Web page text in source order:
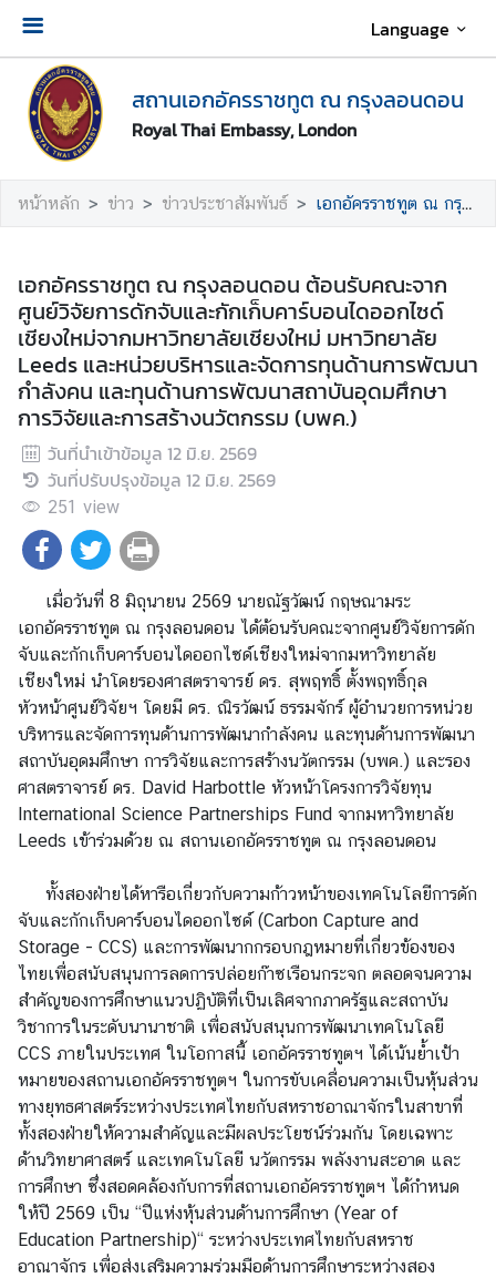
Language
สถานเอกอัครราชทูต ณ กรุงลอนดอน
Royal Thai Embassy, London
เ
กี่
ย
ว
บ
า
น
เ
อ
ก
อั
ค
ร
ร
า
ช
ต
ข่
า
ว
|
ป
ร
ะ
ก
ศ
บ
ริ
ก
า
ร
ด้
า
น
ก
ง
สุ
ล
หน้าหลัก ข่าว ข่าวประชาสัมพันธ์ เอกอัครราชทูต ณ กรุงลอนดอน ต้อนรับคณะจากศูนย์วิจัยการดักจับและกักเก็บคาร์บอนไดออกไซด์เชียงใหม่จากมหาวิทยาลัยเชียงใหม่ มหาวิทยาลัย Leeds และหน่วยบริหารและจัดการทุนด้านการพัฒนากำลังคน และทุนด้านการพัฒนาสถาบันอุดมศึกษา การวิจัยและการสร้างนวัตกรรม (บพค.)
เอกอัครราชทูต ณ กรุงลอนดอน ต้อนรับคณะจาก
ศูนย์วิจัยการดักจับและกักเก็บคาร์บอนไดออกไซด์
เชียงใหม่จากมหาวิทยาลัยเชียงใหม่ มหาวิทยาลัย
Leeds และหน่วยบริหารและจัดการทุนด้านการพัฒนา
กำลังคน และทุนด้านการพัฒนาสถาบันอุดมศึกษา
การวิจัยและการสร้างนวัตกรรม (บพค.)
วันที่นำเข้าข้อมูล 12 มิ.ย. 2569
วันที่ปรับปรุงข้อมูล 12 มิ.ย. 2569
251 view
เมื่อวันที่ 8 มิถุนายน 2569 นายณัฐวัฒน์ กฤษณามระ
เอกอัครราชทูต ณ กรุงลอนดอน ได้ต้อนรับคณะจากศูนย์วิจัยการดัก
จับและกักเก็บคาร์บอนไดออกไซด์เชียงใหม่จากมหาวิทยาลัย
เชียงใหม่ นำโดยรองศาสตราจารย์ ดร. สุพฤทธิ์ ตั้งพฤทธิ์กุล
หัวหน้าศูนย์วิจัยฯ โดยมี ดร. ณิรวัฒน์ ธรรมจักร์ ผู้อำนวยการหน่วย
บริหารและจัดการทุนด้านการพัฒนากำลังคน และทุนด้านการพัฒนา
สถาบันอุดมศึกษา การวิจัยและการสร้างนวัตกรรม (บพค.) และรอง
ศาสตราจารย์ ดร. David Harbottle หัวหน้าโครงการวิจัยทุน
International Science Partnerships Fund จากมหาวิทยาลัย
Leeds เข้าร่วมด้วย ณ สถานเอกอัครราชทูต ณ กรุงลอนดอน
ทั้งสองฝ่ายได้หารือเกี่ยวกับความก้าวหน้าของเทคโนโลยีการดัก
จับและกักเก็บคาร์บอนไดออกไซด์ (Carbon Capture and
Storage - CCS) และการพัฒนากกรอบกฎหมายที่เกี่ยวข้องของ
ไทยเพื่อสนับสนุนการลดการปล่อยก๊าซเรือนกระจก ตลอดจนความ
สำคัญของการศึกษาแนวปฏิบัติที่เป็นเลิศจากภาครัฐและสถาบัน
วิชาการในระดับนานาชาติ เพื่อสนับสนุนการพัฒนาเทคโนโลยี
CCS ภายในประเทศ ในโอกาสนี้ เอกอัครราชทูตฯ ได้เน้นย้ำเป้า
หมายของสถานเอกอัครราชทูตฯ ในการขับเคลื่อนความเป็นหุ้นส่วน
ทางยุทธศาสตร์ระหว่างประเทศไทยกับสหราชอาณาจักรในสาขาที่
ทั้งสองฝ่ายให้ความสำคัญและมีผลประโยชน์ร่วมกัน โดยเฉพาะ
ด้านวิทยาศาสตร์ และเทคโนโลยี นวัตกรรม พลังงานสะอาด และ
การศึกษา ซึ่งสอดคล้องกับการที่สถานเอกอัครราชทูตฯ ได้กำหนด
ให้ปี 2569 เป็น “ปีแห่งหุ้นส่วนด้านการศึกษา (Year of
Education Partnership)“ ระหว่างประเทศไทยกับสหราช
อาณาจักร เพื่อส่งเสริมความร่วมมือด้านการศึกษาระหว่างสอง